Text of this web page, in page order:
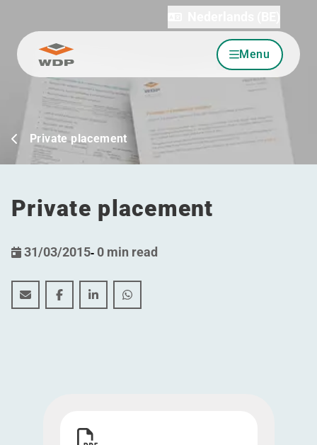
Ga naar inhoud Menu
Private placement
Private placement
31/03/2015- 0 min read
Private placement
Private placement
Private placement
Private placement